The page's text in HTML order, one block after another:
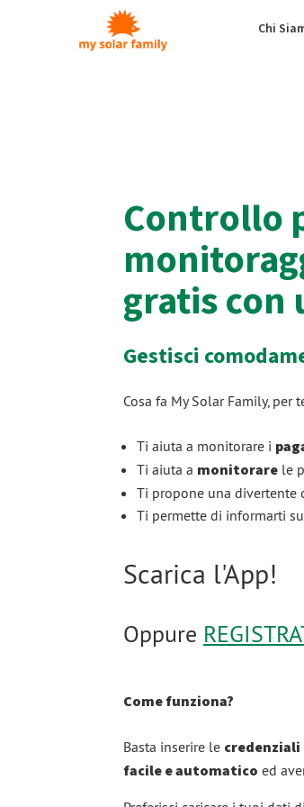
Salta al contenuto principale
Chi
Controllo
gratis con
Gestisci
Cosa fa My Solar Family, per
Ti aiuta a monitorare i
Ti aiuta a monitorare le
Ti propone una divertente
Ti permette di informarti
Scarica l'App!
Oppure
Come funziona?
Basta inserire le credenziali
facile e automatico ed